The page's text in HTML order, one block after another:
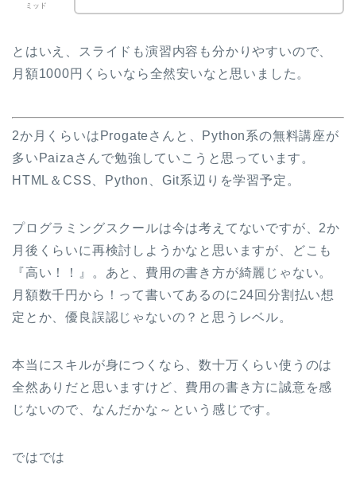
ミッド
とはいえ、スライドも演習内容も分かりやすいので、
月額1000円くらいなら全然安いなと思いました。
2か月くらいはProgateさんと、Python系の無料講座が
多いPaizaさんで勉強していこうと思っています。
HTML＆CSS、Python、Git系辺りを学習予定。
プログラミングスクールは今は考えてないですが、2か
月後くらいに再検討しようかなと思いますが、どこも
『高い！！』。あと、費用の書き方が綺麗じゃない。
月額数千円から！って書いてあるのに24回分割払い想
定とか、優良誤認じゃないの？と思うレベル。
本当にスキルが身につくなら、数十万くらい使うのは
全然ありだと思いますけど、費用の書き方に誠意を感
じないので、なんだかな～という感じです。
ではでは